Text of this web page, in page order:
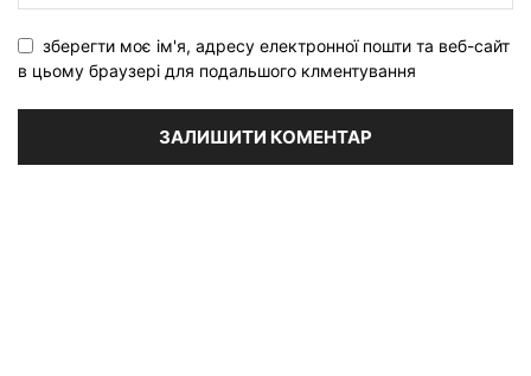
зберегти моє ім'я, адресу електронної пошти та веб-сайт
в цьому браузері для подальшого клментування